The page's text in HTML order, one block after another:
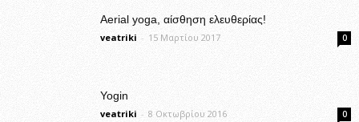
Aerial yoga, αίσθηση ελευθερίας!
veatriki - 15 Μαρτίου 2017 0
Yogin
veatriki - 8 Οκτωβρίου 2016 0